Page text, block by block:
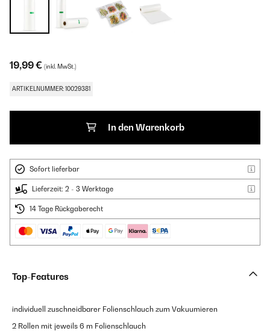
19,99 € (inkl. MwSt.)
ARTIKELNUMMER: 10029381
In den Warenkorb
Sofort lieferbar
Lieferzeit: 2 - 3 Werktage
14 Tage Rückgaberecht
Top-Features
individuell zuschneidbarer Folienschlauch zum Vakuumieren
2 Rollen mit jeweils 6 m Folienschlauch